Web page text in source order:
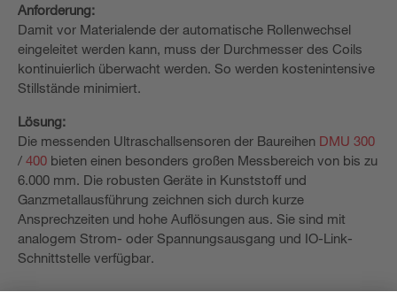
Anforderung:
Damit vor Materialende der automatische Rollenwechsel
eingeleitet werden kann, muss der Durchmesser des Coils
kontinuierlich überwacht werden. So werden kostenintensive
Stillstände minimiert.
Lösung:
Die messenden Ultraschallsensoren der Baureihen DMU 300
/ 400 bieten einen besonders großen Messbereich von bis zu
6.000 mm. Die robusten Geräte in Kunststoff­ und
Ganzmetallausführung zeichnen sich durch kurze
Ansprechzeiten und hohe Auflösungen aus. Sie sind mit
analogem Strom- oder Spannungsausgang und IO-Link­-
Schnittstelle verfügbar.